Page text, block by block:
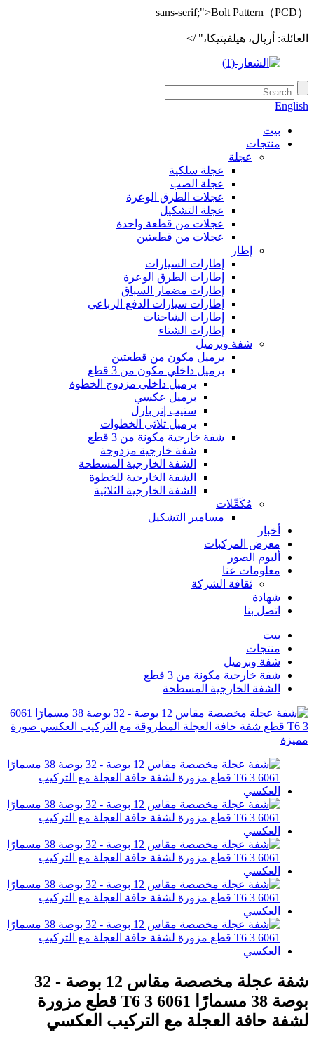
sans-serif;">Bolt Pattern（PCD）
العائلة: أريال، هيلفيتيكا،" />
English
بيت
منتجات
عجلة
عجلة سلكية
عجلة الصب
عجلات الطرق الوعرة
عجلة التشكيل
عجلات من قطعة واحدة
عجلات من قطعتين
إطار
إطارات السيارات
إطارات الطرق الوعرة
إطارات مضمار السباق
إطارات سيارات الدفع الرباعي
إطارات الشاحنات
إطارات الشتاء
شفة وبرميل
برميل مكون من قطعتين
برميل داخلي مكون من 3 قطع
برميل داخلي مزدوج الخطوة
برميل عكسي
ستيب إنر بارل
برميل ثلاثي الخطوات
شفة خارجية مكونة من 3 قطع
شفة خارجية مزدوجة
الشفة الخارجية المسطحة
الشفة الخارجية للخطوة
الشفة الخارجية الثلاثية
مُكَمِّلات
مسامير التشكيل
أخبار
معرض المركبات
ألبوم الصور
معلومات عنا
ثقافة الشركة
شهادة
اتصل بنا
بيت
منتجات
شفة وبرميل
شفة خارجية مكونة من 3 قطع
الشفة الخارجية المسطحة
شفة عجلة مخصصة مقاس 12 بوصة - 32
بوصة 38 مسمارًا 6061 T6 3 قطع مزورة
لشفة حافة العجلة مع التركيب العكسي